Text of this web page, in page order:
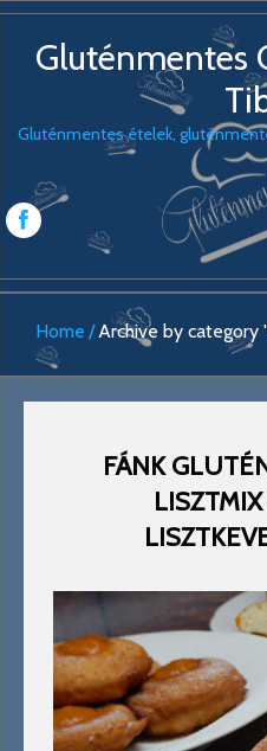
Gluténmentes
Gluténmentes ételek,
Home Archive by category
FÁNK